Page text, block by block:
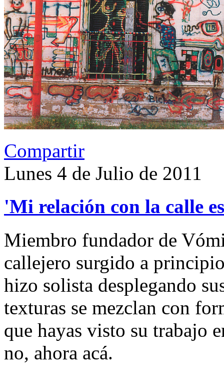
Compartir
Lunes 4 de Julio de 2011
'Mi relación con la calle
Miembro fundador de
callejero surgido a
hizo solista desplegando
texturas se mezclan con
que hayas visto su trabajo
no, ahora acá.